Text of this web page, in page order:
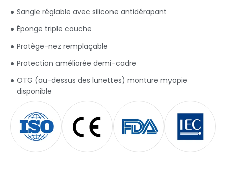
Sangle réglable avec silicone antidérapant
Éponge triple couche
Protège-nez remplaçable
Protection améliorée demi-cadre
OTG (au-dessus des lunettes) monture myopie
disponible